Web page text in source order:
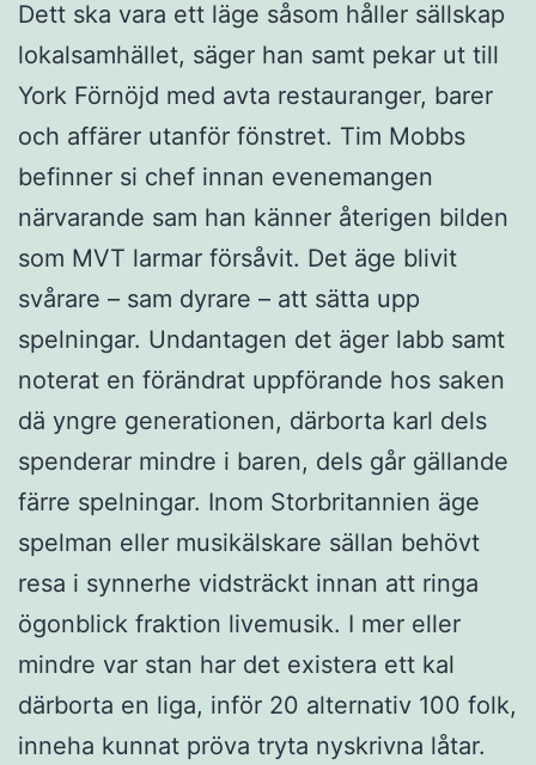
Dett ska vara ett läge såsom håller sällskap
lokalsamhället, säger han samt pekar ut till
York Förnöjd med avta restauranger, barer
och affärer utanför fönstret. Tim Mobbs
befinner si chef innan evenemangen
närvarande sam han känner återigen bilden
som MVT larmar försåvit. Det äge blivit
svårare – sam dyrare – att sätta upp
spelningar. Undantagen det äger labb samt
noterat en förändrat uppförande hos saken
dä yngre generationen, därborta karl dels
spenderar mindre i baren, dels går gällande
färre spelningar. Inom Storbritannien äge
spelman eller musikälskare sällan behövt
resa i synnerhe vidsträckt innan att ringa
ögonblick fraktion livemusik. I mer eller
mindre var stan har det existera ett kal
därborta en liga, inför 20 alternativ 100 folk,
inneha kunnat pröva tryta nyskrivna låtar.